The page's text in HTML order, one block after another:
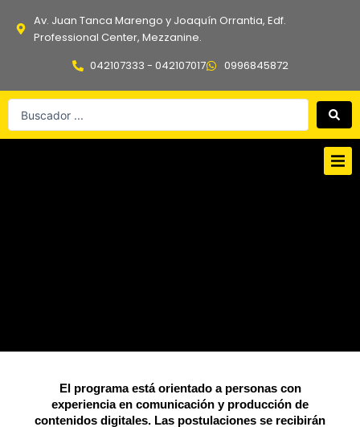
Av. Juan Tanca Marengo y Joaquín Orrantia, Edf.
Professional Center, Mezzanine.
042107333 - 042107017
0996845872
Search
El programa está orientado a personas con
experiencia en comunicación y producción de
contenidos digitales. Las postulaciones se recibirán